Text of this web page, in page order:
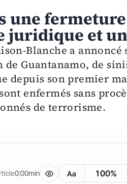
une fermeture
juridique et
Blanche a
de Guantanamo, de
depuis son premier
enfermés sans
de terrorisme.
0:00min Aa 100%